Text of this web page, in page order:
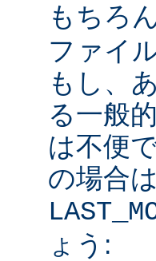
もちろん
ファイ
もし、
る一般
は不便
の場合
ょう: